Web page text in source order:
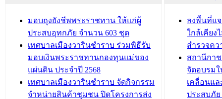
บทความ อื่นๆ ...
เทศบาลเมืองวารินชำราบ ร่วมการ
ประชุมวิชาการระดับนานาชาติและ
นิทรรศการด้านนวัตกรรมท้องถิ่น 2568
และรับรางวัลทีมนักวิจัยดีเด่นจาก
นวัตกรรมโครงการทะเบียนภาษีป้าย
ประชุมผู้เช่าอาคารพาณิชย์ บริเวณ
ถนนเกษมสุขและถนนประทุมเทพภักดี
เทศบาล
รับฟังคว
ผังเมือง
วารินชำ
เทศบาล
ซักซ้อมแ
ประโยช
มอบถุงยังชีพพระราชทาน ให้แก่ผู้
ประสบอุทกภัย จำนวน 603 ชุด
เทศบาลเมืองวารินชำราบ ร่วมพิธีรับ
มอบเงินพระราชทานกองทุนแม่ของ
แผ่นดิน ประจำปี 2568
เทศบาลเมืองวารินชำราบ จัดกิจกรรม
จำหน่ายสินค้าชุมชน ปิดโครงการส่ง
ลงพื้นที่แ
ใกล้เคียง
สำรวจค
สถานีกา
จัดอบรม
เคลื่อนแ
ประสบภั